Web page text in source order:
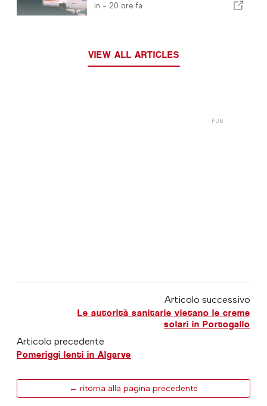
in - 20 ore fa
VIEW ALL ARTICLES
Articolo successivo
Le autorità sanitarie vietano le creme
solari in Portogallo
Articolo precedente
Pomeriggi lenti in Algarve
← ritorna alla pagina precedente